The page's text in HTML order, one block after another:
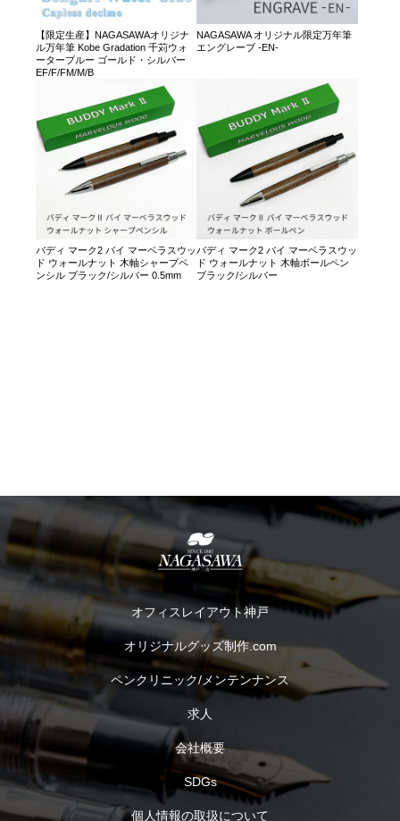
【限定生産】NAGASAWAオリジナ
ル万年筆 Kobe Gradation 千苅ウォ
ーターブルー ゴールド・シルバー
EF/F/FM/M/B
NAGASAWA オリジナル限定万年筆
エングレーブ -EN-
バディ マーク2 バイ マーベラスウッ
ド ウォールナット 木軸シャープペ
ンシル ブラック/シルバー 0.5mm
バディ マーク2 バイ マーベラスウッ
ド ウォールナット 木軸ボールペン
ブラック/シルバー
オフィスレイアウト神戸
オリジナルグッズ制作.com
ペンクリニック/メンテンナンス
求人
会社概要
SDGs
個人情報の取扱について